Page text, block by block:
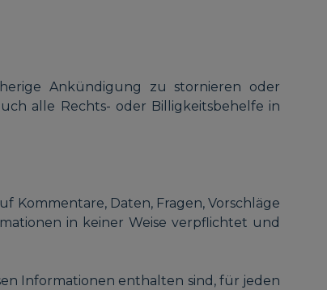
Ankündigung zu stornieren oder
alle Rechts- oder Billigkeitsbehelfe in
Kommentare, Daten, Fragen, Vorschläge
in keiner Weise verpflichtet und
Informationen enthalten sind, für jeden